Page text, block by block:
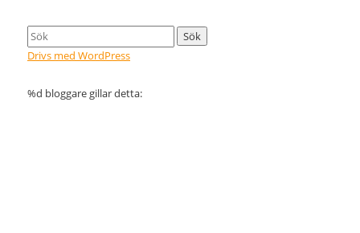
Drivs med WordPress
%d bloggare gillar detta: